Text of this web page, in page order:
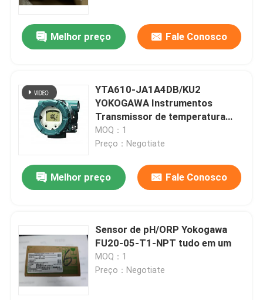
Melhor preço Fale Conosco
YTA610-JA1A4DB/KU2
YOKOGAWA Instrumentos
Transmissor de temperatura
Protocolo HART7
MOQ：1
Preço：Negotiate
Melhor preço Fale Conosco
Sensor de pH/ORP Yokogawa
FU20-05-T1-NPT tudo em um
MOQ：1
Preço：Negotiate